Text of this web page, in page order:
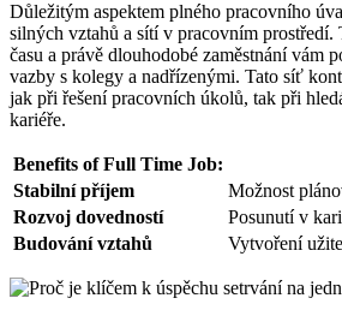
Důležitým aspektem plného pracovního
silných vztahů a sítí v pracovním prostředí.
času a právě dlouhodobé zaměstnání vám
vazby s kolegy a nadřízenými. Tato síť
jak při řešení pracovních úkolů, tak při
kariéře.
Benefits of Full Time Job:
Stabilní příjem
Možnost
Rozvoj dovedností
Posunutí v
Budování vztahů
Vytvoření